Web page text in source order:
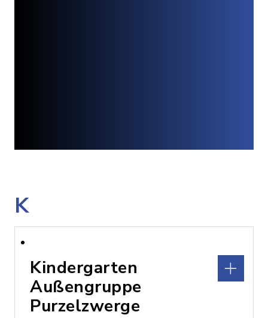
K
Kindergarten
Außengruppe
Purzelzwerge